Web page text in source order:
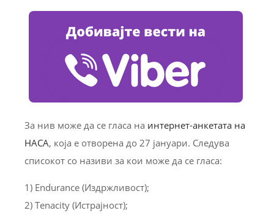
За нив може да се гласа на интернет-анкетата на
НАСА, која е отворена до 27 јануари. Следува
списокот со називи за кои може да се гласа:
1) Endurance (Издржливост);
2) Tenacity (Истрајност);